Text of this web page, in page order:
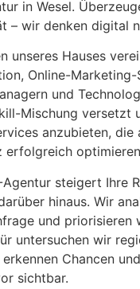
in Wesel.
– wir denken digital
unseres Hauses
Online-Marketing-
und
Mischung versetzt
anzubieten, die
erfolgreich
Agentur steigert Ihre
hinaus. Wir
und priorisieren
untersuchen wir
Chancen
sichtbar.